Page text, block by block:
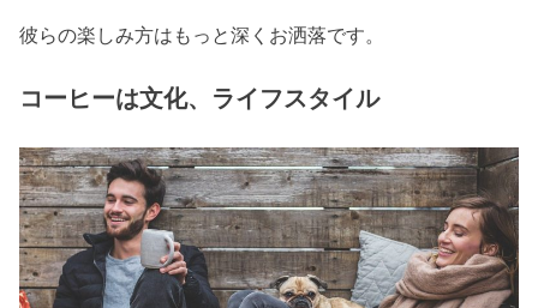
彼らの楽しみ方はもっと深くお洒落です。
コーヒーは文化、ライフスタイル